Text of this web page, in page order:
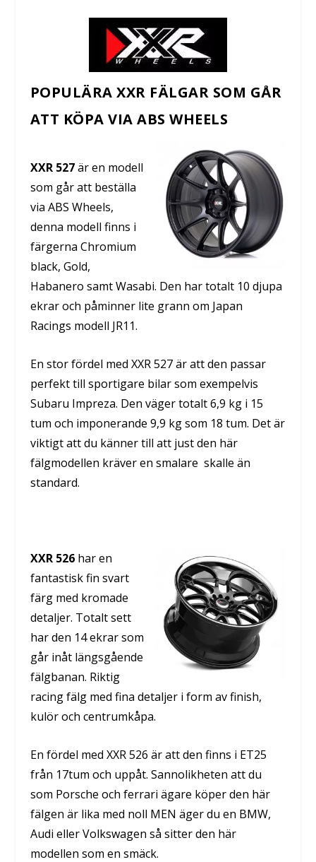
POPULÄRA XXR FÄLGAR SOM GÅR
ATT KÖPA VIA ABS WHEELS
XXR 527är en modell
som går att beställa
via ABS Wheels,
denna modell finns i
färgerna Chromium
black, Gold,
Habanero samt Wasabi. Den har totalt 10 djupa
ekrar och påminner lite grann om Japan
Racings modell JR11.
En stor fördel med XXR 527 är att den passar
perfekt till sportigare bilar som exempelvis
Subaru Impreza. Den väger totalt 6,9 kg i 15
tum och imponerande 9,9 kg som 18 tum. Det är
viktigt att du känner till att just den här
fälgmodellen kräver en smalare skalle än
standard.
XXR 526 har en
fantastisk fin svart
färg med kromade
detaljer. Totalt sett
har den 14 ekrar som
går inåt längsgående
fälgbanan. Riktig
racing fälg med fina detaljer i form av finish,
kulör och centrumkåpa.
En fördel med XXR 526 är att den finns i ET25
från 17tum och uppåt. Sannolikheten att du
som Porsche och ferrari ägare köper den här
fälgen är lika med noll MEN äger du en BMW,
Audi eller Volkswagen så sitter den här
modellen som en smäck.